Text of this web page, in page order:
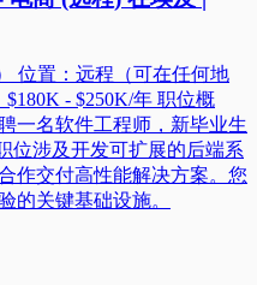
位置：远程（可在任何地
- $250K/年 职位概
一名软件工程师，新毕业生
位涉及开发可扩展的后端系
作交付高性能解决方案。您
的关键基础设施。